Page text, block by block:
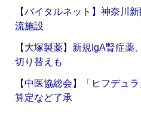
【バイタルネット】神奈川
流施設
【大塚製薬】新規IgA腎症薬
切り替えも
【中医協総会】「ヒフデュ
算定など了承